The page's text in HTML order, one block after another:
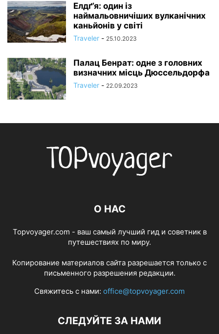
Елдґ’я: один із
наймальовничіших вулканічних
каньйонів у світі
Traveler - 25.10.2023
Палац Бенрат: одне з головних
визначних місць Дюссельдорфа
Traveler - 22.09.2023
О НАС
Topvoyager.com - ваш самый лучший гид и советник в
путешествиях по миру.
Копирование материалов сайта разрешается только с
письменного разрешения редакции.
Свяжитесь с нами: office@topvoyager.com
СЛЕДУЙТЕ ЗА НАМИ